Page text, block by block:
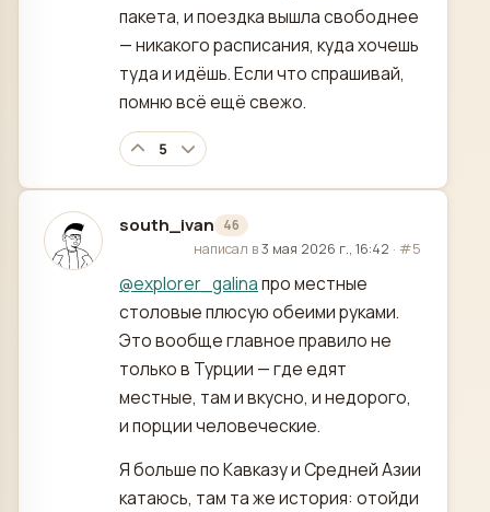
пакета, и поездка вышла свободнее
— никакого расписания, куда хочешь
туда и идёшь. Если что спрашивай,
помню всё ещё свежо.
5
south_ivan 46
отредактировано
написал в3 мая 2026 г., 16:42 · #5
@explorer_galinaпро местные
столовые плюсую обеими руками.
Это вообще главное правило не
только в Турции — где едят
местные, там и вкусно, и недорого,
и порции человеческие.
Я больше по Кавказу и Средней Азии
катаюсь, там та же история: отойди